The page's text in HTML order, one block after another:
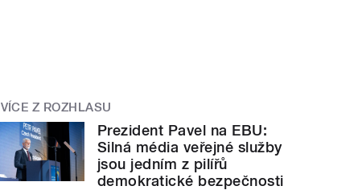
VÍCE Z ROZHLASU
Prezident Pavel na EBU:
Silná média veřejné služby
jsou jedním z pilířů
demokratické bezpečnosti